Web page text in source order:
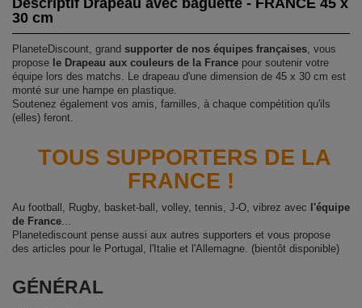
Descriptif Drapeau avec baguette - FRANCE 45 x
30 cm
PlaneteDiscount, grand supporter de nos équipes françaises, vous
propose le Drapeau aux couleurs de la France pour soutenir votre
équipe lors des matchs. Le drapeau d'une dimension de 45 x 30 cm est
monté sur une hampe en plastique.
Soutenez également vos amis, familles, à chaque compétition qu'ils
(elles) feront.
TOUS SUPPORTERS DE LA
FRANCE !
Au football, Rugby, basket-ball, volley, tennis, J-O, vibrez avec l'équipe
de France...
Planetediscount pense aussi aux autres supporters et vous propose
des articles pour le Portugal, l'Italie et l'Allemagne. (bientôt disponible)
GÉNÉRAL